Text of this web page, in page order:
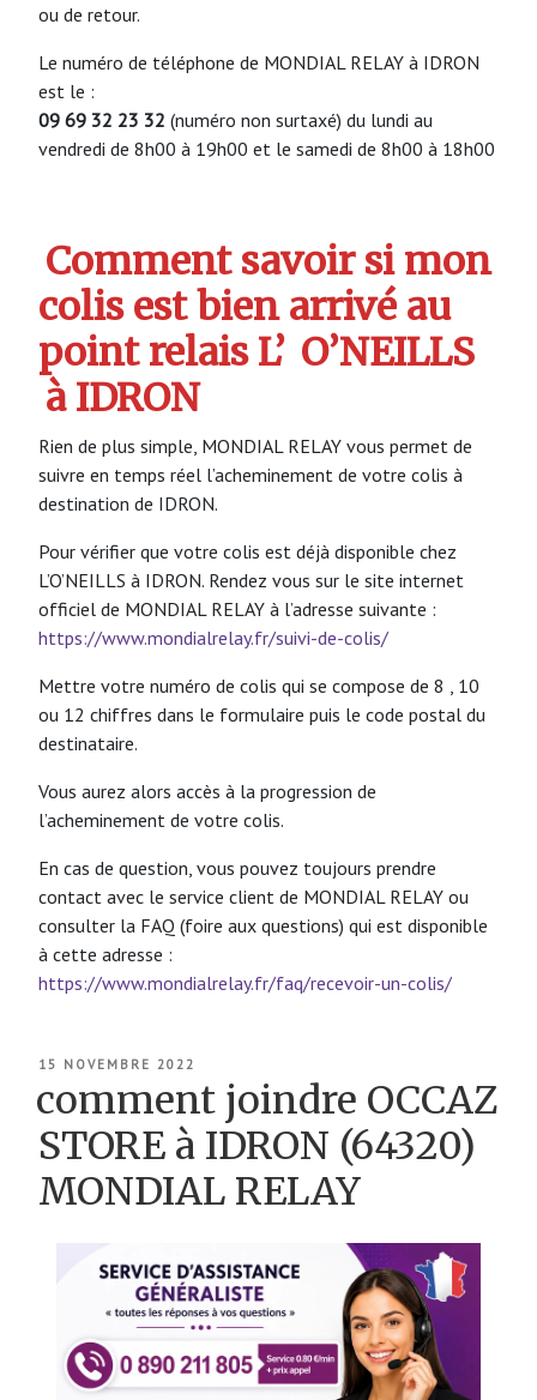
ou de retour.
Le numéro de téléphone de MONDIAL RELAY à IDRON
est le :
09 69 32 23 32 (numéro non surtaxé) du lundi au
vendredi de 8h00 à 19h00 et le samedi de 8h00 à 18h00
Comment savoir si mon
colis est bien arrivé au
point relais L’ O’NEILLS
à IDRON
Rien de plus simple, MONDIAL RELAY vous permet de
suivre en temps réel l’acheminement de votre colis à
destination de IDRON.
Pour vérifier que votre colis est déjà disponible chez
L’O’NEILLS à IDRON. Rendez vous sur le site internet
officiel de MONDIAL RELAY à l’adresse suivante :
https://www.mondialrelay.fr/suivi-de-colis/
Mettre votre numéro de colis qui se compose de 8 , 10
ou 12 chiffres dans le formulaire puis le code postal du
destinataire.
Vous aurez alors accès à la progression de
l’acheminement de votre colis.
En cas de question, vous pouvez toujours prendre
contact avec le service client de MONDIAL RELAY ou
consulter la FAQ (foire aux questions) qui est disponible
à cette adresse :
https://www.mondialrelay.fr/faq/recevoir-un-colis/
PUBLIÉ
15 NOVEMBRE 2022
comment joindre OCCAZ
STORE à IDRON (64320)
MONDIAL RELAY